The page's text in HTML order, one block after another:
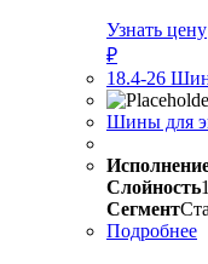
Узнать цену
₽
18.4-26
Шины для
Слойность
Сегмент
Подробнее